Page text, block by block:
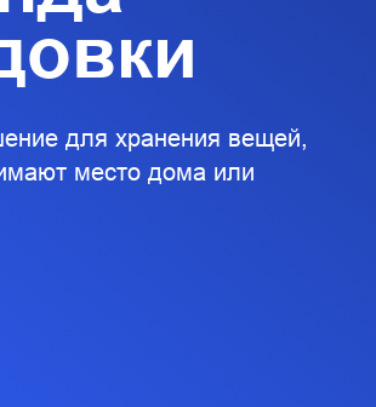
для хранения вещей,
место дома или